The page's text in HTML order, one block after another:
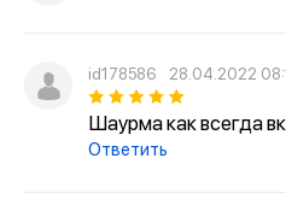
id178586 28.04.2022
Шаурма как всегда
Ответить